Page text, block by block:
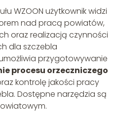
WZOON użytkownik widzi
nad pracą powiatów,
oraz realizacją czynności
dla szczebla
przygotowywanie
procesu orzeczniczego
kontrolę jakości pracy
Dostępne narzędzia są